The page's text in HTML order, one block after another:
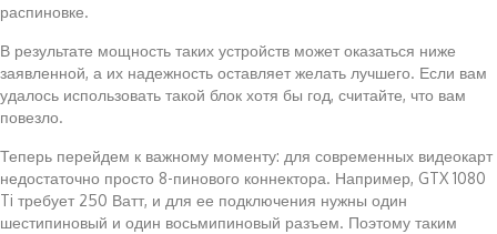
распиновке.
В результате мощность таких устройств может оказаться ниже
заявленной, а их надежность оставляет желать лучшего. Если вам
удалось использовать такой блок хотя бы год, считайте, что вам
повезло.
Теперь перейдем к важному моменту: для современных видеокарт
недостаточно просто 8-пинового коннектора. Например, GTX 1080
Ti требует 250 Ватт, и для ее подключения нужны один
шестипиновый и один восьмипиновый разъем. Поэтому таким